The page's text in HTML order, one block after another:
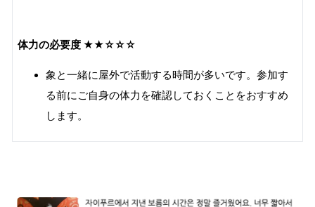
体力の必要度 ★★☆☆☆
象と一緒に屋外で活動する時間が多いです。参加す
る前にご自身の体力を確認しておくことをおすすめ
します。